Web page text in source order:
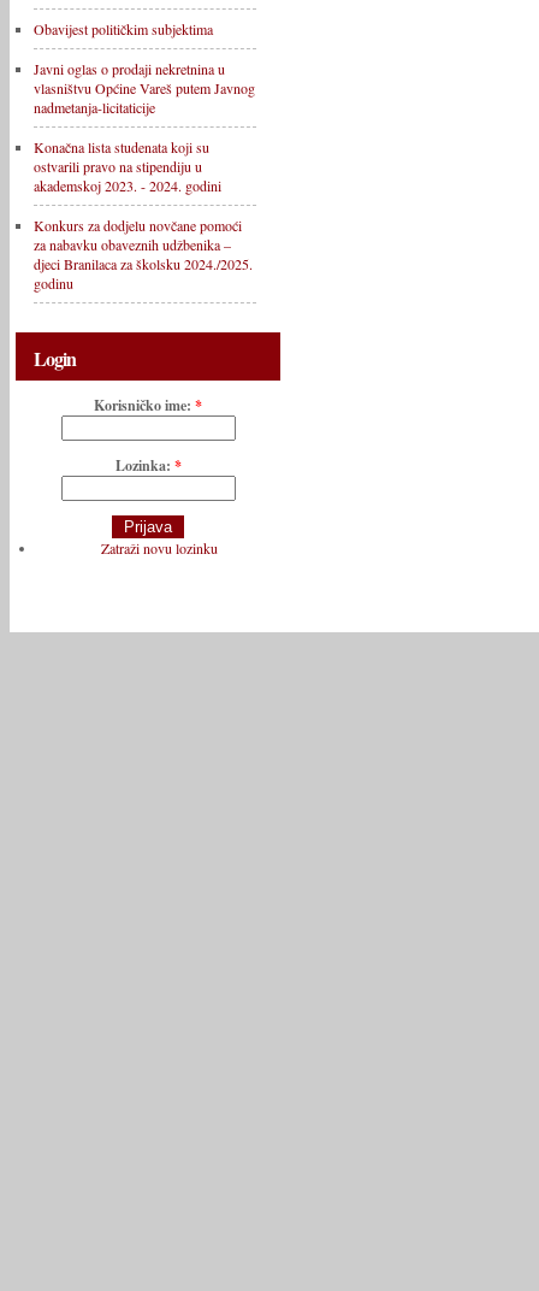
Obavijest političkim subjektima
Javni oglas o prodaji nekretnina u
vlasništvu Općine Vareš putem Javnog
nadmetanja-licitaticije
Konačna lista studenata koji su
ostvarili pravo na stipendiju u
akademskoj 2023. - 2024. godini
Konkurs za dodjelu novčane pomoći
za nabavku obaveznih udžbenika –
djeci Branilaca za školsku 2024./2025.
godinu
Login
Korisničko ime: *
Lozinka: *
Zatraži novu lozinku